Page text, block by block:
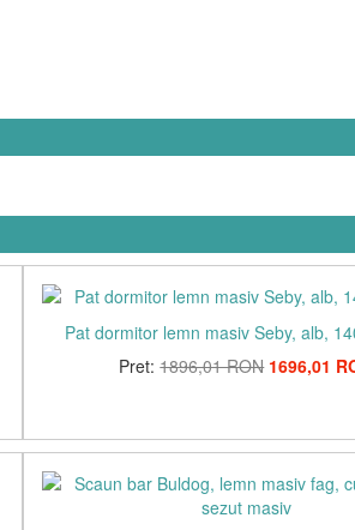
Pat dormitor lemn masiv Seby, alb,
Pret:1896,01 RON 1696,01